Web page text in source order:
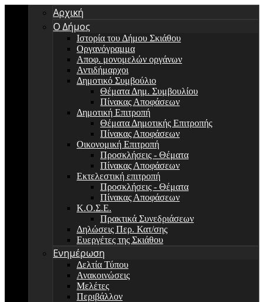
Αρχική
Ο Δήμος
Ιστορία του Δήμου Σκιάθου
Οργανόγραμμα
Αποφ. μονομελών οργάνων
Αντιδήμαρχοι
Δημοτικό Συμβούλιο
Θέματα Δημ. Συμβουλίου
Πίνακας Αποφάσεων
Δημοτική Επιτροπή
Θέματα Δημοτικής Επιτροπής
Πίνακας Αποφάσεων
Οικονομική Επιτροπή
Προσκλήσεις - Θέματα
Πίνακας Αποφάσεων
Εκτελεστική επιτροπή
Προσκλήσεις - Θέματα
Πίνακας Αποφάσεων
Κ.Ο.Σ.Ε.
Πρακτικά Συνεδριάσεων
Δηλώσεις Περ. Κατ/σης
Ευεργέτες της Σκιάθου
Ενημέρωση
Δελτία Τύπου
Ανακοινώσεις
Μελέτες
Περιβάλλον